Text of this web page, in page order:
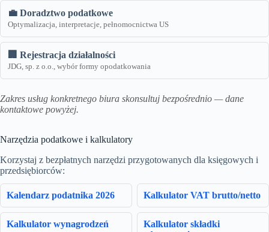
💼 Doradztwo podatkowe
Optymalizacja, interpretacje, pełnomocnictwa US
🏢 Rejestracja działalności
JDG, sp. z o.o., wybór formy opodatkowania
Zakres usług konkretnego biura skonsultuj bezpośrednio — dane
kontaktowe powyżej.
Narzędzia podatkowe i kalkulatory
Korzystaj z bezpłatnych narzędzi przygotowanych dla księgowych i
przedsiębiorców:
Kalendarz podatnika 2026 Kalkulator VAT brutto/netto
Kalkulator wynagrodzeń
Kalkulator składki